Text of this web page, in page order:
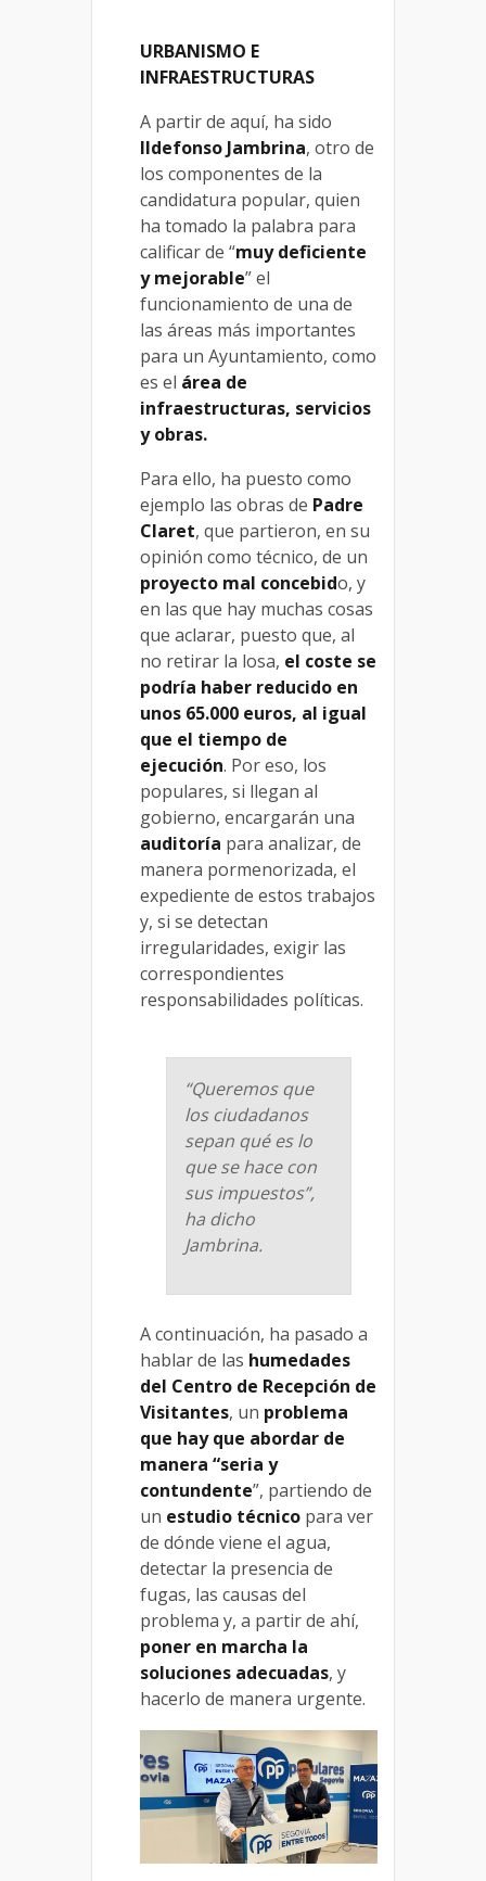
URBANISMO E
INFRAESTRUCTURAS
A partir de aquí, ha sido
Ildefonso Jambrina, otro de
los componentes de la
candidatura popular, quien
ha tomado la palabra para
calificar de “muy deficiente
y mejorable” el
funcionamiento de una de
las áreas más importantes
para un Ayuntamiento, como
es el área de
infraestructuras, servicios
y obras.
Para ello, ha puesto como
ejemplo las obras de Padre
Claret, que partieron, en su
opinión como técnico, de un
proyecto mal concebido, y
en las que hay muchas cosas
que aclarar, puesto que, al
no retirar la losa, el coste se
podría haber reducido en
unos 65.000 euros, al igual
que el tiempo de
ejecución. Por eso, los
populares, si llegan al
gobierno, encargarán una
auditoría para analizar, de
manera pormenorizada, el
expediente de estos trabajos
y, si se detectan
irregularidades, exigir las
correspondientes
responsabilidades políticas.
“Queremos que
los ciudadanos
sepan qué es lo
que se hace con
sus impuestos”,
ha dicho
Jambrina.
A continuación, ha pasado a
hablar de las humedades
del Centro de Recepción de
Visitantes, un problema
que hay que abordar de
manera “seria y
contundente”, partiendo de
un estudio técnico para ver
de dónde viene el agua,
detectar la presencia de
fugas, las causas del
problema y, a partir de ahí,
poner en marcha la
soluciones adecuadas, y
hacerlo de manera urgente.